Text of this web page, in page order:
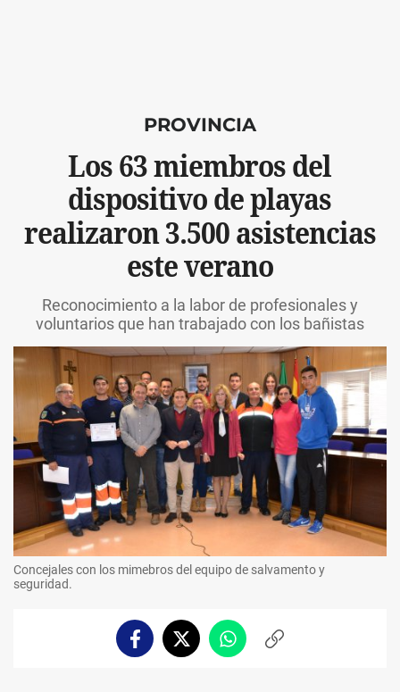
PROVINCIA
Los 63 miembros del
dispositivo de playas
realizaron 3.500 asistencias
este verano
Reconocimiento a la labor de profesionales y
voluntarios que han trabajado con los bañistas
Concejales con los mimebros del equipo de salvamento y
seguridad.
FacebookTwitterWhatsappCopiar